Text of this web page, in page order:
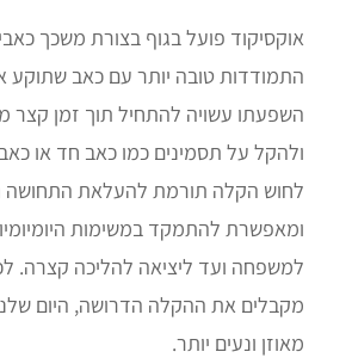
אוקסיקוד פועל בגוף בצורת משכך
התמודדות טובה יותר עם כאב שתוקע
השפעתו עשויה להתחיל תוך זמן קצר
ולהקל על תסמינים כמו כאב חד או כאב
לחוש הקלה תורמת להעלאת התחושה
ומאפשרת להתמקד במשימות
למשפחה ועד ליציאה להליכה קצרה.
מקבלים את ההקלה הדרושה, היום שלנו
מאוזן ונעים יותר.